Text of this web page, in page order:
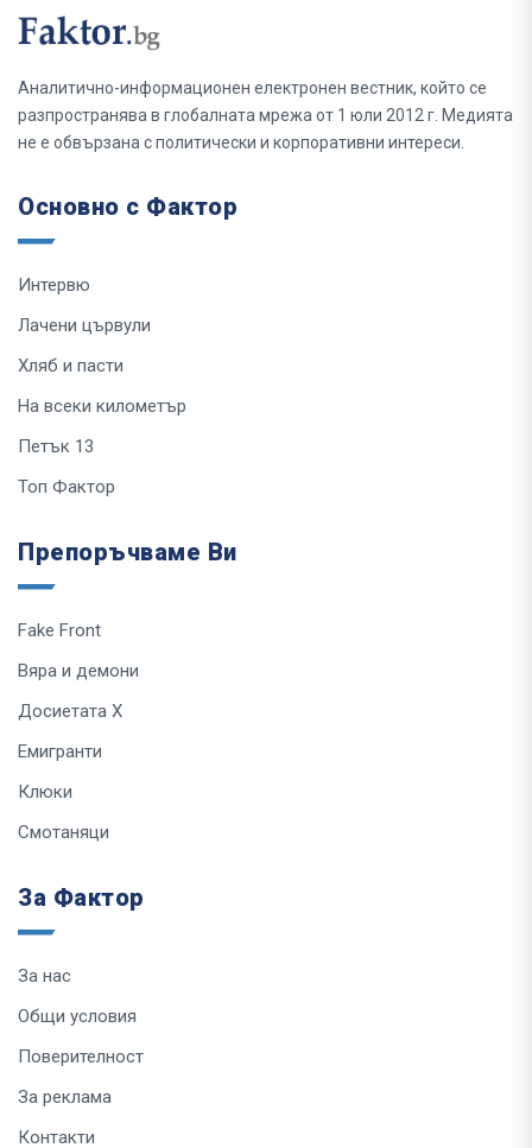
Аналитично-информационен електронен вестник, който се
разпространява в глобалната мрежа от 1 юли 2012 г. Медията
не е обвързана с политически и корпоративни интереси.
Основно с Фактор
Интервю
Лачени цървули
Хляб и пасти
На всеки километър
Петък 13
Топ Фактор
Препоръчваме Ви
Fake Front
Вяра и демони
Досиетата Х
Емигранти
Клюки
Смотаняци
За Фактор
За нас
Общи условия
Поверителност
За реклама
Контакти